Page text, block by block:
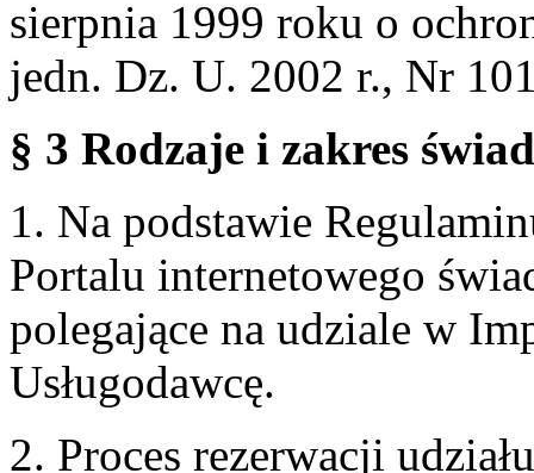
sierpnia 1999 roku o
jedn. Dz. U. 2002 r., Nr
§ 3 Rodzaje i zakres
1. Na podstawie
Portalu internetowego
polegające na udziale w
Usługodawcę.
2. Proces rezerwacji